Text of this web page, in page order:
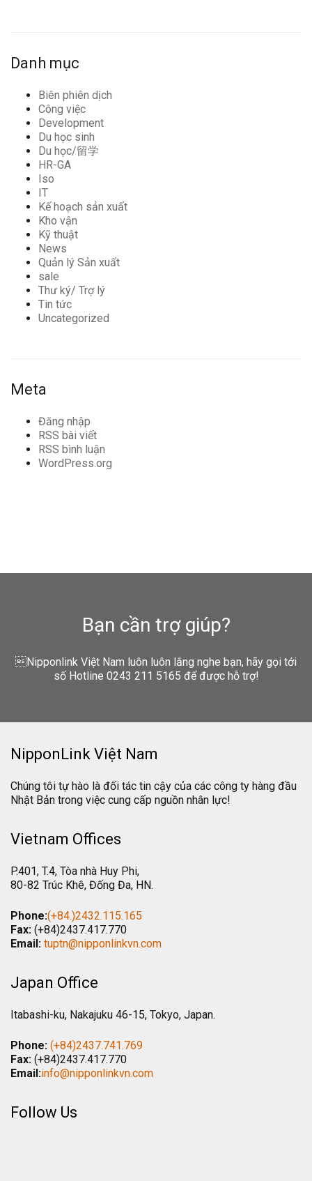
Danh mục
Biên phiên dịch
Công việc
Development
Du học sinh
Du học/留学
HR-GA
Iso
IT
Kế hoạch sản xuất
Kho vận
Kỹ thuật
News
Quản lý Sản xuất
sale
Thư ký/ Trợ lý
Tin tức
Uncategorized
Meta
Đăng nhập
RSS bài viết
RSS bình luận
WordPress.org
Bạn cần trợ giúp?
Nipponlink Việt Nam luôn luôn lắng nghe bạn, hãy gọi tới
số Hotline 0243 211 5165 để được hỗ trợ!
NipponLink Việt Nam
Chúng tôi tự hào là đối tác tin cậy của các công ty hàng đầu
Nhật Bản trong việc cung cấp nguồn nhân lực!
Vietnam Offices
P.401, T.4, Tòa nhà Huy Phi,
80-82 Trúc Khê, Đống Đa, HN.
Phone:(+84.)2432.115.165
Fax: (+84)2437.417.770
Email: tuptn@nipponlinkvn.com
Japan Office
Itabashi-ku, Nakajuku 46-15, Tokyo, Japan.
Phone: (+84)2437.741.769
Fax: (+84)2437.417.770
Email:info@nipponlinkvn.com
Follow Us